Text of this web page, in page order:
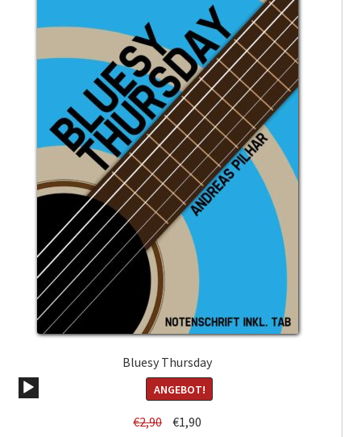
Bluesy Thursday
Audio-
Player
ANGEBOT!
€2,90
Ursprünglicher
€1,90Aktueller